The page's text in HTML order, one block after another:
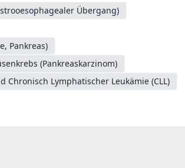
Übergang)
Pankreas)
(Pankreaskarzinom)
Lymphatischer Leukämie (CLL)